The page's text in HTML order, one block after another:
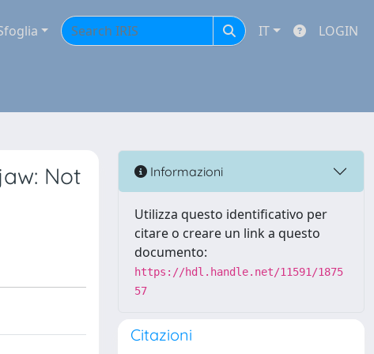
IT LOGIN
Not
Informazioni
Utilizza questo identificativo per
citare o creare un link a questo
documento:
https://hdl.handle.net/11591/1875
57
Citazioni